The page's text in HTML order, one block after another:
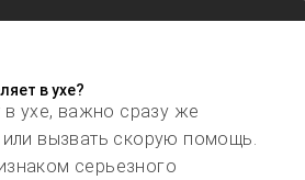
в ухе?
в ухе, важно сразу же
или вызвать скорую помощь.
серьезного